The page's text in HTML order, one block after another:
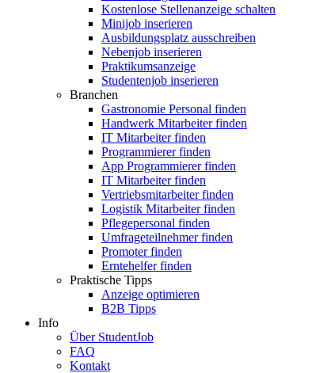
Kostenlose Stellenanzeige schalten
Minijob inserieren
Ausbildungsplatz ausschreiben
Nebenjob inserieren
Praktikumsanzeige
Studentenjob inserieren
Branchen
Gastronomie Personal finden
Handwerk Mitarbeiter finden
IT Mitarbeiter finden
Programmierer finden
App Programmierer finden
IT Mitarbeiter finden
Vertriebsmitarbeiter finden
Logistik Mitarbeiter finden
Pflegepersonal finden
Umfrageteilnehmer finden
Promoter finden
Erntehelfer finden
Praktische Tipps
Anzeige optimieren
B2B Tipps
Info
Über StudentJob
FAQ
Kontakt